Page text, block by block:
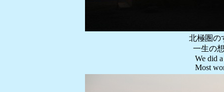
北極圏の
一生の
We did
Most